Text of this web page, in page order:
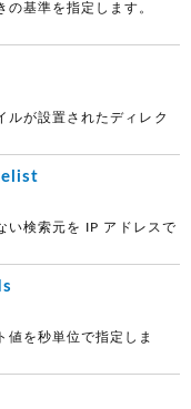
基準を指定します。
ルが設置されたディレク
い検索元を IP アドレスで
値を秒単位で指定しま